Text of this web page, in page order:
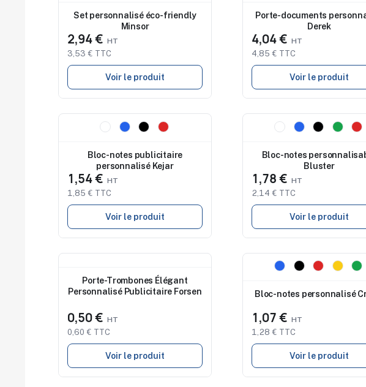
Set personnalisé éco-friendly
Minsor
2,94 €
3,53 € TTC
Voir le produit
Porte-documents
Derek
4,04 €
4,85 € TTC
Voir le produit
Nouveau
Bloc-notes publicitaire
personnalisé Kejar
1,54 €
1,85 € TTC
Voir le produit
Nouveau
Bloc-notes
Bluster
1,78 €
2,14 € TTC
Voir le produit
Porte-Trombones Élégant
Personnalisé Publicitaire Forsen
0,50 €
0,60 € TTC
Voir le produit
Nouveau
Bloc-notes personnalisé
1,07 €
1,28 € TTC
Voir le produit